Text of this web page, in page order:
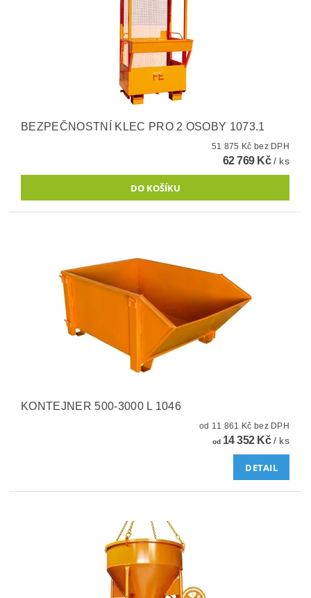
BEZPEČNOSTNÍ KLEC PRO 2 OSOBY 1073.1
51 875 Kč bez DPH
62 769 Kč/ ks
KONTEJNER 500-3000 L 1046
od 11 861 Kč bez DPH
od14 352 Kč/ ks
DETAIL